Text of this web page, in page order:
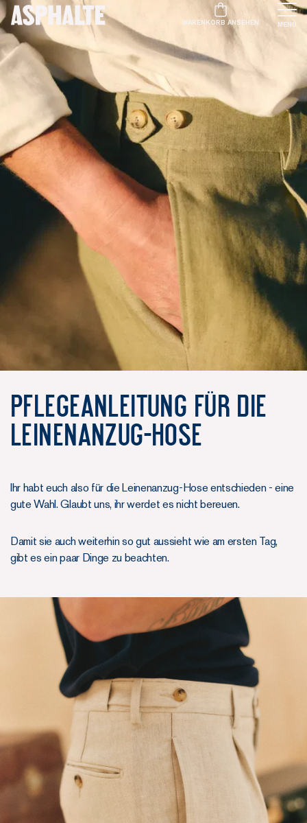
WARENKORB ANSEHEN MENU
Pflegeanleitung für die
Leinenanzug-Hose
Ihr habt euch also für die Leinenanzug-Hose entschieden - eine
gute Wahl. Glaubt uns, ihr werdet es nicht bereuen.
Damit sie auch weiterhin so gut aussieht wie am ersten Tag,
gibt es ein paar Dinge zu beachten.